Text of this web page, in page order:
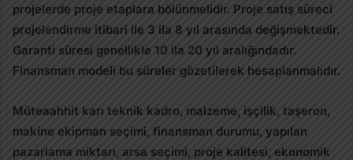
projelerde proje etaplara bölünmelidir. Proje satış süreci
projelendirme itibari ile 3 ila 8 yıl arasında değişmektedir.
Garanti süresi genellikle 10 ila 20 yıl aralığındadır.
Finansman modeli bu süreler gözetilerek hesaplanmalıdır.
Müteaahhit karı teknik kadro, malzeme, işçilik, taşeron,
makine ekipman seçimi, finansman durumu, yapılan
pazarlama miktarı, arsa seçimi, proje kalitesi, ekonomik